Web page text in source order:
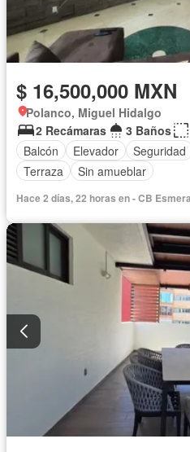
$ 16,500,000 MXN
Polanco, Miguel Hidalgo
2 Recámaras
3 Baños
Balcón
Elevador Seguridad
Terraza
Sin amueblar
Hace 2 días, 22 horas en - CB